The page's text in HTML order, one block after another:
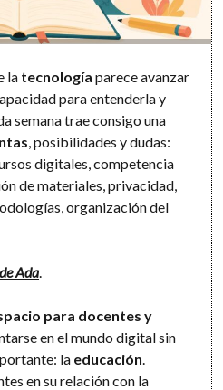
la tecnología parece avanzar
para entenderla y
semana trae consigo una
, posibilidades y dudas:
digitales, competencia
de materiales, privacidad,
organización del
Ada.
para docentes y
en el mundo digital sin
la educación
en su relación con la